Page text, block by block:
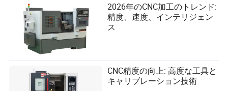
2026年のCNC加工のトレンド:
精度、速度、インテリジェン
ス
CNC精度の向上: 高度な工具と
キャリブレーション技術